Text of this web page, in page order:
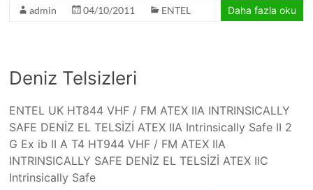
admin 04/10/2011 ENTEL Daha fazla oku
Deniz Telsizleri
ENTEL UK HT844 VHF / FM ATEX IIA INTRINSICALLY
SAFE DENİZ EL TELSİZİ ATEX IIA Intrinsically Safe II 2
G Ex ib II A T4 HT944 VHF / FM ATEX IIA
INTRINSICALLY SAFE DENİZ EL TELSİZİ ATEX IIC
Intrinsically Safe